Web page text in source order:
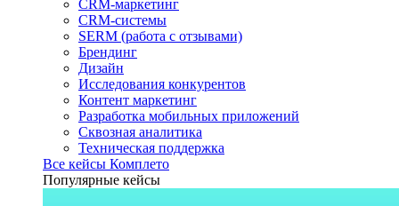
CRM-маркетинг
CRM-системы
SERM (работа с отзывами)
Брендинг
Дизайн
Исследования конкурентов
Контент маркетинг
Разработка мобильных приложений
Сквозная аналитика
Техническая поддержка
Все кейсы Комплето
Популярные кейсы